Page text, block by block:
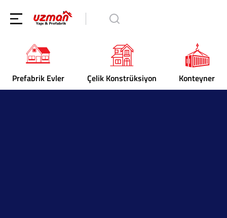
Prefabrik Evler Çelik Konstrüksiyon Konteyner